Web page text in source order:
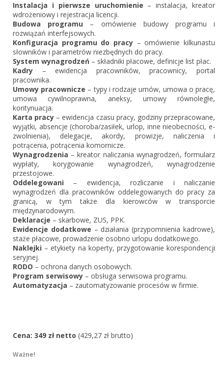
Instalacja i pierwsze uruchomienie – instalacja, kreator
wdrożeniowy i rejestracja licencji.
Budowa programu – omówienie budowy programu i
rozwiązań interfejsowych.
Konfiguracja programu do pracy – omówienie kilkunastu
słowników i parametrów niezbędnych do pracy.
System wynagrodzeń – składniki płacowe, definicje list płac.
Kadry – ewidencja pracowników, pracownicy, portal
pracownika.
Umowy pracownicze – typy i rodzaje umów, umowa o pracę,
umowa cywilnoprawna, aneksy, umowy równoległe,
kontynuacja.
Karta pracy – ewidencja czasu pracy, godziny przepracowane,
wyjątki, absencje (choroba/zasiłek, urlop, inne nieobecności, e-
zwolnienia), delegacje, akordy, prowizje, naliczenia i
potrącenia, potrącenia komornicze.
Wynagrodzenia – kreator naliczania wynagrodzeń, formularz
wypłaty, korygowanie wynagrodzeń, wynagrodzenie
przestojowe.
Oddelegowani – ewidencja, rozliczanie i naliczanie
wynagrodzeń dla pracowników oddelegowanych do pracy za
granicą, w tym także dla kierowców w transporcie
międzynarodowym.
Deklaracje – skarbowe, ZUS, PPK.
Ewidencje dodatkowe – działania (przypomnienia kadrowe) ,
staże płacowe, prowadzenie osobno urlopu dodatkowego.
Naklejki – etykiety na koperty, przygotowanie korespondencji
seryjnej.
RODO – ochrona danych osobowych.
Program serwisowy – obsługa serwisowa programu.
Automatyzacja – zautomatyzowanie procesów w firmie.
Cena: 349 zł netto (429,27 zł brutto)
Ważne!